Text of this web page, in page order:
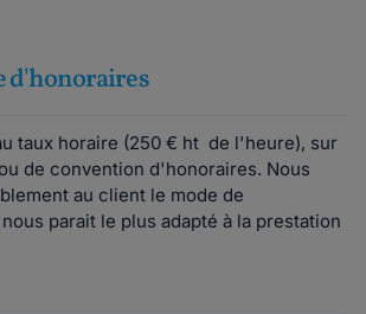
d'honoraires
taux horaire (250 € ht de l'heure), sur
de convention d'honoraires. Nous
au client le mode de
parait le plus adapté à la prestation